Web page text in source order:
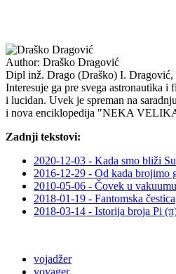
Author: Draško Dragović
Dipl inž. Drago (Draško) I. Dragović,
Interesuje ga pre svega astronautika
i lucidan. Uvek je spreman na
i nova enciklopedija "NEKA
Zadnji tekstovi:
2020-12-03 - Kada smo bliži
2016-12-29 - Od kada brojimo
2010-05-06 - Čovek u vakuumu
2018-01-19 - Fantomska čestica
2018-03-14 - Istorija broja Pi
vojadžer
voyager